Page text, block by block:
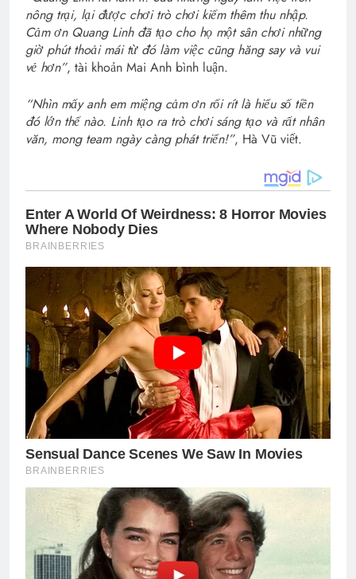
nông trại, lại được chơi trò chơi kiếm thêm thu nhập.
Cảm ơn Quang Linh đã tạo cho họ một sân chơi những
giờ phút thoải mái từ đó làm việc cũng hăng say và vui
vẻ hơn”, tài khoản Mai Anh bình luận.
“Nhìn mấy anh em miệng cảm ơn rối rít là hiểu số tiền
đó lớn thế nào. Linh tạo ra trò chơi sáng tạo và rất nhân
văn, mong team ngày càng phát triển!”, Hà Vũ viết.